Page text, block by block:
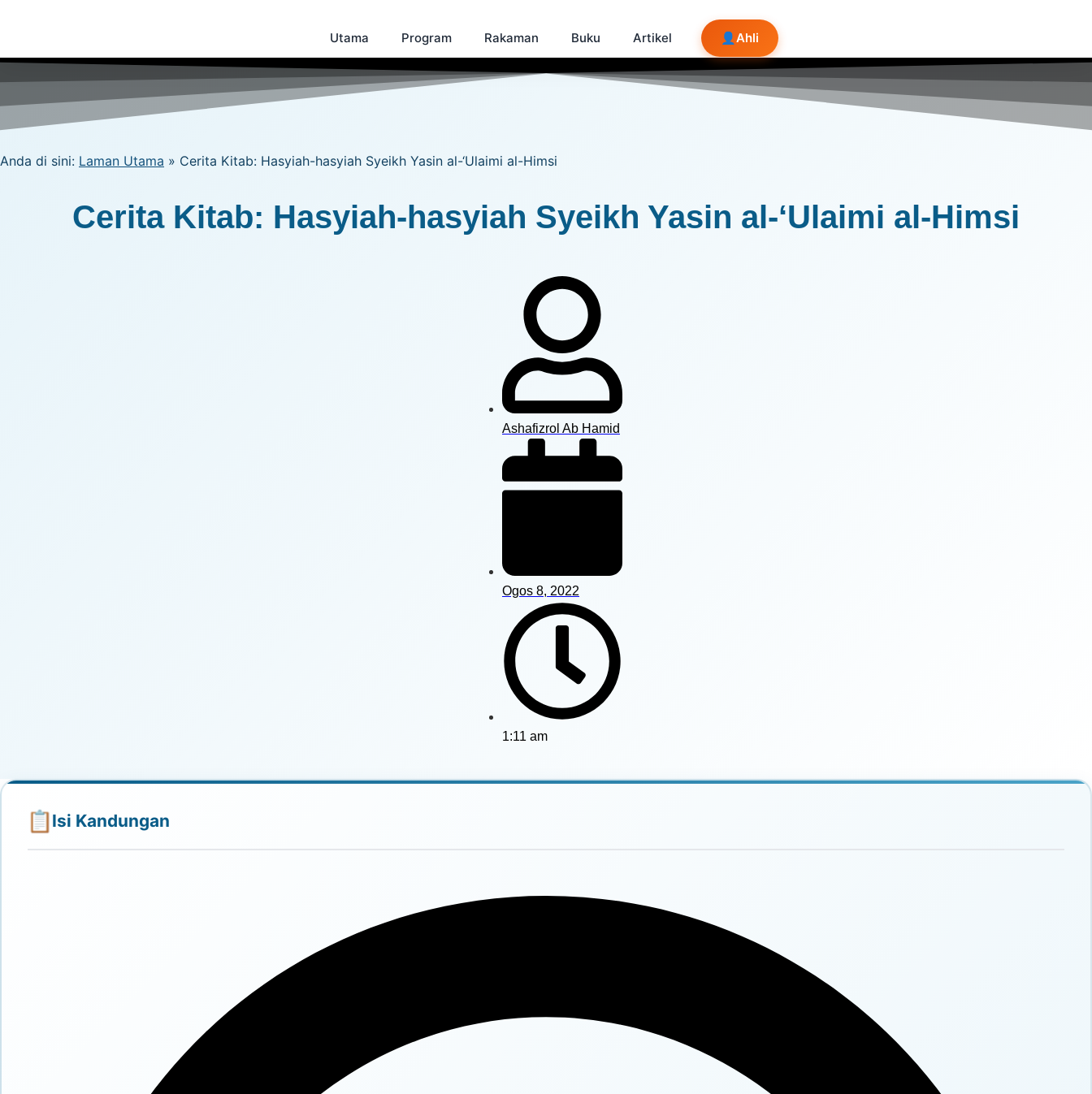
Utama Program Rakaman Buku Artikel 👤 Ahli
Anda di sini: Laman Utama » Cerita Kitab: Hasyiah-hasyiah Syeikh Yasin al-‘Ulaimi al-Himsi
Cerita Kitab: Hasyiah-hasyiah Syeikh Yasin al-‘Ulaimi al-Himsi
Ashafizrol Ab Hamid
Ogos 8, 2022
1:11 am
Isi Kandungan